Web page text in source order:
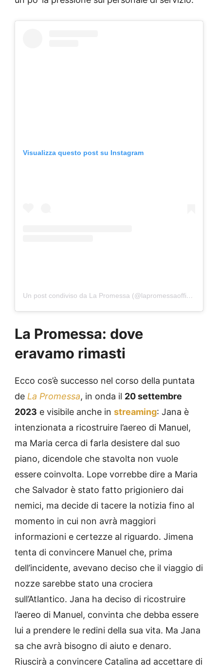
Visualizza questo post su Instagram
Un post condiviso da La Promessa (@lapromessaofficial)
La Promessa: dove
eravamo rimasti
Ecco cos’è successo nel corso della puntata
de La Promessa, in onda il 20 settembre
2023 e visibile anche in streaming: Jana è
intenzionata a ricostruire l’aereo di Manuel,
ma Maria cerca di farla desistere dal suo
piano, dicendole che stavolta non vuole
essere coinvolta. Lope vorrebbe dire a Maria
che Salvador è stato fatto prigioniero dai
nemici, ma decide di tacere la notizia fino al
momento in cui non avrà maggiori
informazioni e certezze al riguardo. Jimena
tenta di convincere Manuel che, prima
dell’incidente, avevano deciso che il viaggio di
nozze sarebbe stato una crociera
sull’Atlantico. Jana ha deciso di ricostruire
l’aereo di Manuel, convinta che debba essere
lui a prendere le redini della sua vita. Ma Jana
sa che avrà bisogno di aiuto e denaro.
Riuscirà a convincere Catalina ad accettare di